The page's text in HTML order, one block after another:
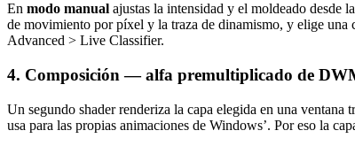
En modo manual ajustas la intensidad y el moldeado desde
de movimiento por píxel y la traza de dinamismo, y elige una
Advanced > Live Classifier.
4. Composición — alfa premultiplicado de
Un segundo shader renderiza la capa elegida en una
usa para las propias animaciones de Windows’. Por eso la